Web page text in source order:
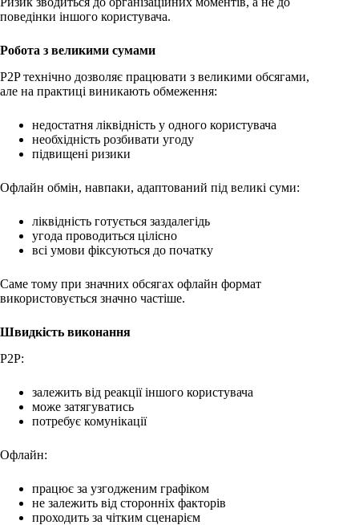
поведінки іншого користувача.
Робота з великими сумами
P2P технічно дозволяє працювати з великими обсягами,
але на практиці виникають обмеження:
недостатня ліквідність у одного користувача
необхідність розбивати угоду
підвищені ризики
Офлайн обмін, навпаки, адаптований під великі суми:
ліквідність готується заздалегідь
угода проводиться цілісно
всі умови фіксуються до початку
Саме тому при значних обсягах офлайн формат
використовується значно частіше.
Швидкість виконання
P2P:
залежить від реакції іншого користувача
може затягуватись
потребує комунікації
Офлайн:
працює за узгодженим графіком
не залежить від сторонніх факторів
проходить за чітким сценарієм